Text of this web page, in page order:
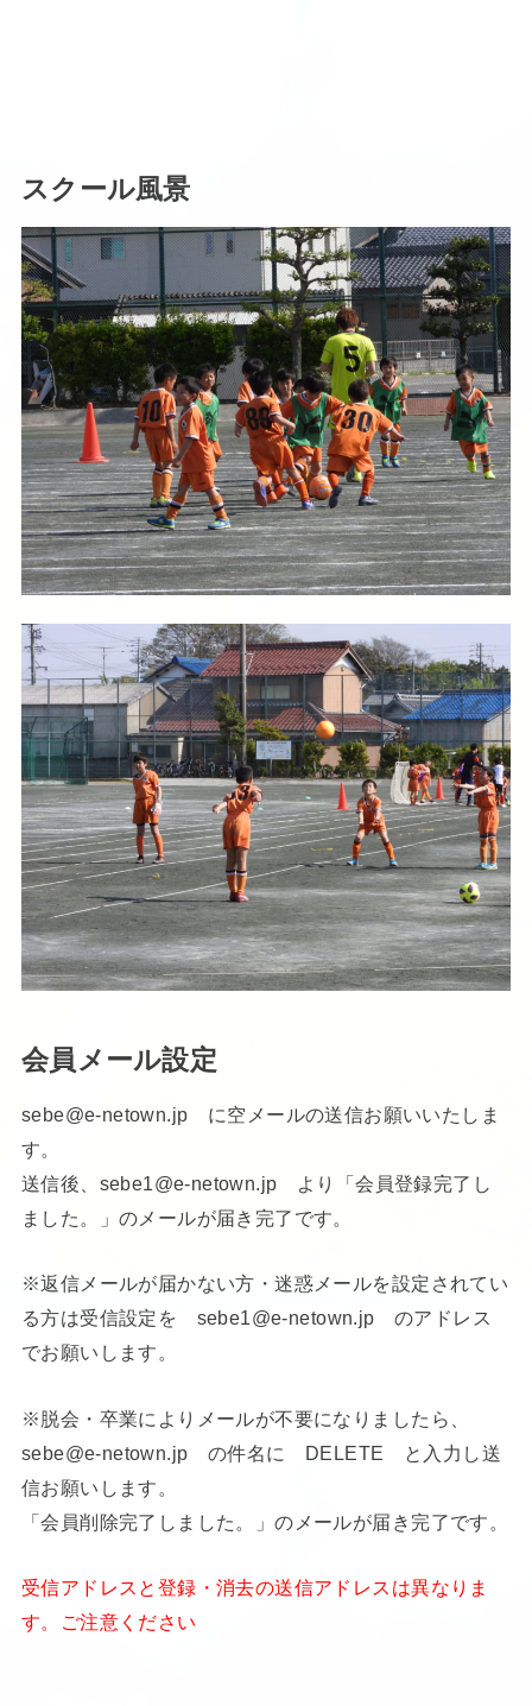
スクール風景
会員メール設定
sebe@e-netown.jp に空メールの送信お願いいたしま
す。
送信後、sebe1@e-netown.jp より「会員登録完了し
ました。」のメールが届き完了です。
※返信メールが届かない方・迷惑メールを設定されてい
る方は受信設定を sebe1@e-netown.jp のアドレス
でお願いします。
※脱会・卒業によりメールが不要になりましたら、
sebe@e-netown.jp の件名に DELETE と入力し送
信お願いします。
「会員削除完了しました。」のメールが届き完了です。
受信アドレスと登録・消去の送信アドレスは異なりま
す。ご注意ください